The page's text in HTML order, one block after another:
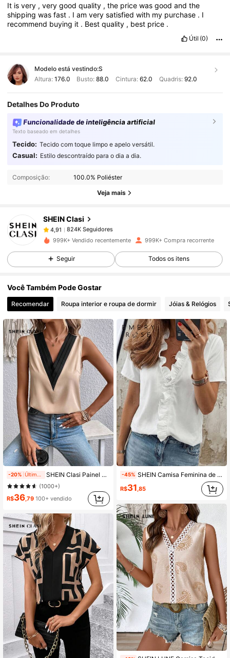
It isvery ,verygoodquality ,the pricewasgoodandthe
shippingwasfast . Iamverysatisfiedwith my purchase . I
recommend buying it . Bestquality , best price .
Útil (0)
Modelo está vestindo:S
Altura: 176.0 Busto:88.0 Cintura: 62.0 Quadris: 92.0
Detalhes Do Produto
Funcionalidade de inteligência artificial
Texto baseado em detalhes
Tecido: Tecido com toque limpo e apelo versátil.
Casual: Estilo descontraído para o dia a dia.
Composição: 100.0% Poliéster
Veja mais
SHEIN Clasi
4,91 824K Seguidores
4,91
824K Seguidores
l***hpago1 dia atrás
4,91 824K Seguidores
4,91 824K Seguidores
4,91 824K Seguidores
4,91 824K Seguidores
4,91 824K Seguidores
4,91 824K Seguidores
4,91 824K Seguidores
4,91 824K Seguidores
999K+ Vendido recentemente 999K+ Compra recorrente
Seguir Todos os itens
Você Também Pode Gostar
Recomendar Roupa interior e roupa de dormir Jóias & Relógios
-20% SHEIN Clasi Painel De Contraste Gola V Blusa Sem Mangas
(1000+)
R$36 ,79 100+ vendido
-45% SHEIN Camisa Feminina de Verão Elegante Básica Branca com Decote em V, Babado e Manga Curta, Top de Trabalho e Golfe Chique e Lisa, Top Casual para Escola, Viagem, Praia e Escritório
R$31 ,85